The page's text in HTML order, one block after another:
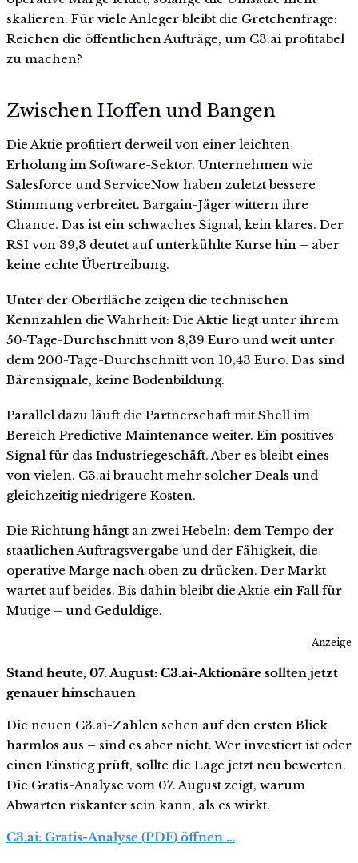
skalieren. Für viele Anleger bleibt die Gretchenfrage:
Reichen die öffentlichen Aufträge, um C3.ai profitabel
zu machen?
Zwischen Hoffen und Bangen
Die Aktie profitiert derweil von einer leichten
Erholung im Software-Sektor. Unternehmen wie
Salesforce und ServiceNow haben zuletzt bessere
Stimmung verbreitet. Bargain-Jäger wittern ihre
Chance. Das ist ein schwaches Signal, kein klares. Der
RSI von 39,3 deutet auf unterkühlte Kurse hin – aber
keine echte Übertreibung.
Unter der Oberfläche zeigen die technischen
Kennzahlen die Wahrheit: Die Aktie liegt unter ihrem
50-Tage-Durchschnitt von 8,39 Euro und weit unter
dem 200-Tage-Durchschnitt von 10,43 Euro. Das sind
Bärensignale, keine Bodenbildung.
Parallel dazu läuft die Partnerschaft mit Shell im
Bereich Predictive Maintenance weiter. Ein positives
Signal für das Industriegeschäft. Aber es bleibt eines
von vielen. C3.ai braucht mehr solcher Deals und
gleichzeitig niedrigere Kosten.
Die Richtung hängt an zwei Hebeln: dem Tempo der
staatlichen Auftragsvergabe und der Fähigkeit, die
operative Marge nach oben zu drücken. Der Markt
wartet auf beides. Bis dahin bleibt die Aktie ein Fall für
Mutige – und Geduldige.
Anzeige
Stand heute, 07. August: C3.ai-Aktionäre sollten jetzt
genauer hinschauen
Die neuen C3.ai-Zahlen sehen auf den ersten Blick
harmlos aus – sind es aber nicht. Wer investiert ist oder
einen Einstieg prüft, sollte die Lage jetzt neu bewerten.
Die Gratis-Analyse vom 07. August zeigt, warum
Abwarten riskanter sein kann, als es wirkt.
C3.ai: Gratis-Analyse (PDF) öffnen …